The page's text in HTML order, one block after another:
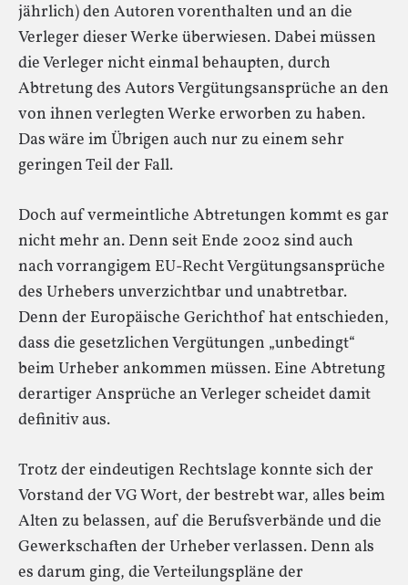
jährlich) den Autoren vorenthalten und an die
Verleger dieser Werke überwiesen. Dabei müssen
die Verleger nicht einmal behaupten, durch
Abtretung des Autors Vergütungsansprüche an den
von ihnen verlegten Werke erworben zu haben.
Das wäre im Übrigen auch nur zu einem sehr
geringen Teil der Fall.
Doch auf vermeintliche Abtretungen kommt es gar
nicht mehr an. Denn seit Ende 2002 sind auch
nach vorrangigem EU-Recht Vergütungsansprüche
des Urhebers unverzichtbar und unabtretbar.
Denn der Europäische Gerichthof hat entschieden,
dass die gesetzlichen Vergütungen „unbedingt“
beim Urheber ankommen müssen. Eine Abtretung
derartiger Ansprüche an Verleger scheidet damit
definitiv aus.
Trotz der eindeutigen Rechtslage konnte sich der
Vorstand der VG Wort, der bestrebt war, alles beim
Alten zu belassen, auf die Berufsverbände und die
Gewerkschaften der Urheber verlassen. Denn als
es darum ging, die Verteilungspläne der